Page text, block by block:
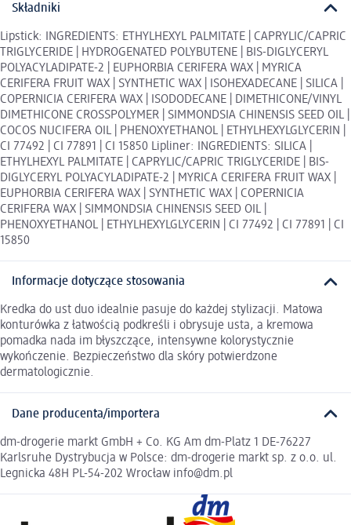
Składniki
Lipstick: INGREDIENTS: ETHYLHEXYL PALMITATE | CAPRYLIC/CAPRIC
TRIGLYCERIDE | HYDROGENATED POLYBUTENE | BIS-DIGLYCERYL
POLYACYLADIPATE-2 | EUPHORBIA CERIFERA WAX | MYRICA
CERIFERA FRUIT WAX | SYNTHETIC WAX | ISOHEXADECANE | SILICA |
COPERNICIA CERIFERA WAX | ISODODECANE | DIMETHICONE/VINYL
DIMETHICONE CROSSPOLYMER | SIMMONDSIA CHINENSIS SEED OIL |
COCOS NUCIFERA OIL | PHENOXYETHANOL | ETHYLHEXYLGLYCERIN |
CI 77492 | CI 77891 | CI 15850 Lipliner: INGREDIENTS: SILICA |
ETHYLHEXYL PALMITATE | CAPRYLIC/CAPRIC TRIGLYCERIDE | BIS-
DIGLYCERYL POLYACYLADIPATE-2 | MYRICA CERIFERA FRUIT WAX |
EUPHORBIA CERIFERA WAX | SYNTHETIC WAX | COPERNICIA
CERIFERA WAX | SIMMONDSIA CHINENSIS SEED OIL |
PHENOXYETHANOL | ETHYLHEXYLGLYCERIN | CI 77492 | CI 77891 | CI
15850
Informacje dotyczące stosowania
Kredka do ust duo idealnie pasuje do każdej stylizacji. Matowa
konturówka z łatwością podkreśli i obrysuje usta, a kremowa
pomadka nada im błyszczące, intensywne kolorystycznie
wykończenie. Bezpieczeństwo dla skóry potwierdzone
dermatologicznie.
Dane producenta/importera
dm-drogerie markt GmbH + Co. KG Am dm-Platz 1 DE-76227
Karlsruhe Dystrybucja w Polsce: dm-drogerie markt sp. z o.o. ul.
Legnicka 48H PL-54-202 Wrocław info@dm.pl